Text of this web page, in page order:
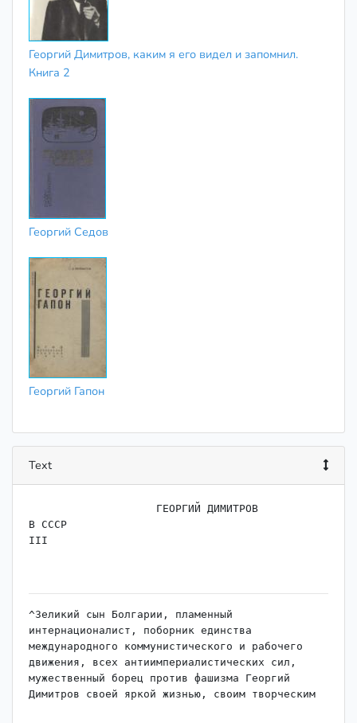
Георгий Димитров, каким я его видел и запомнил.
Книга 2
Георгий Седов
Георгий Гапон
Text
В СССР
III
^Зеликий сын Болгарии, пламенный
интернационалист, поборник единства
международного коммунистического и рабочего
движения, всех антиимпериалистических сил,
мужественный борец против фашизма Георгий
Димитров своей яркой жизнью, своим творческим